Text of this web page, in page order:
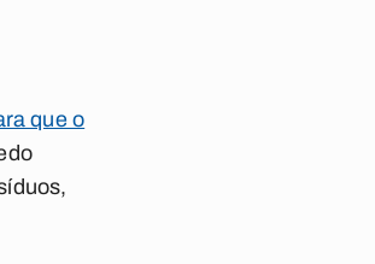
que o